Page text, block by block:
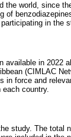
the world, since
in the
in 2022
(CIMLAC
in force and
country.
study. The total